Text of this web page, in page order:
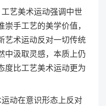
艺美术运动强调中世
手工艺的美学价值，
艺术运动反对一切传统
中汲取灵感，本质上仍
度比工艺美术运动更为
动在意识形态上反对